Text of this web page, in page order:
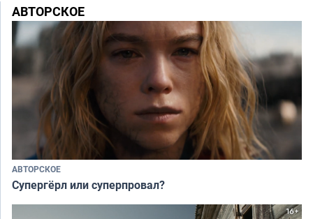
АВТОРСКОЕ
АВТОРСКОЕ
Супергёрл или суперпровал?